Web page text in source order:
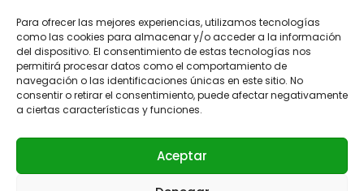
Para ofrecer las mejores experiencias, utilizamos tecnologías
como las cookies para almacenar y/o acceder a la información
del dispositivo. El consentimiento de estas tecnologías nos
permitirá procesar datos como el comportamiento de
navegación o las identificaciones únicas en este sitio. No
consentir o retirar el consentimiento, puede afectar negativamente
a ciertas características y funciones.
Aceptar